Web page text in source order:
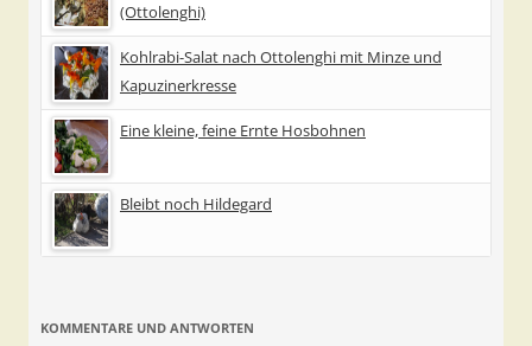
(Ottolenghi)
Kohlrabi-Salat nach Ottolenghi mit Minze und
Kapuzinerkresse
Eine kleine, feine Ernte Hosbohnen
Bleibt noch Hildegard
KOMMENTARE UND ANTWORTEN